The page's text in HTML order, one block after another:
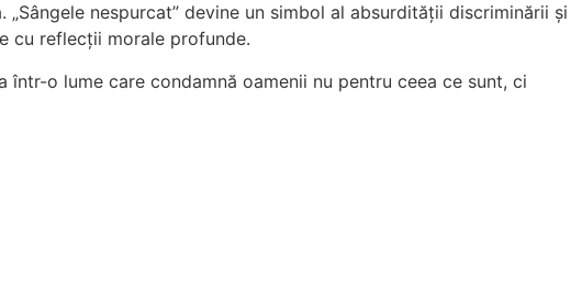
nespurcat” devine un simbol al absurdității discriminării și
cu reflecții morale profunde.
o lume care condamnă oamenii nu pentru ceea ce sunt, ci